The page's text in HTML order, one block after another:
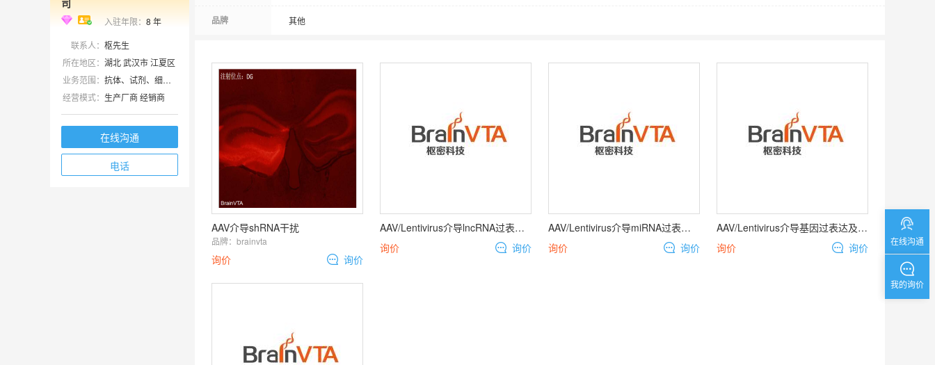
司
入驻年限： 8 年
联系人： 枢先生
所在地区： 湖北 武汉市 江夏区
业务范围：
抗体、试剂、细胞库 / 细胞培养、技术服务、耗材、实验室仪器 / 设备
经营模式： 生产厂商 经销商
在线沟通
电话
品牌 其他
AAV介导shRNA干扰
品牌： brainvta
询价 询价
AAV/Lentivirus介导lncRNA过表达及干扰服务
询价
询价
AAV/Lentivirus介导miRNA过表达及干扰
询价
询价
AAV/Lentivirus介导基因过表达及RNA干扰服务
询价
询价 在线沟通
我的询价